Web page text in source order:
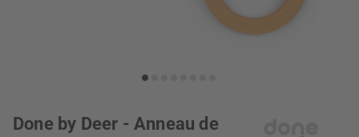
Done by Deer - Anneau de